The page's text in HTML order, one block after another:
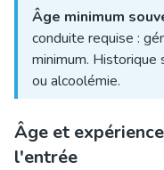
Âge minimum
conduite requise :
minimum. Historique
ou alcoolémie.
Âge et
l'entrée